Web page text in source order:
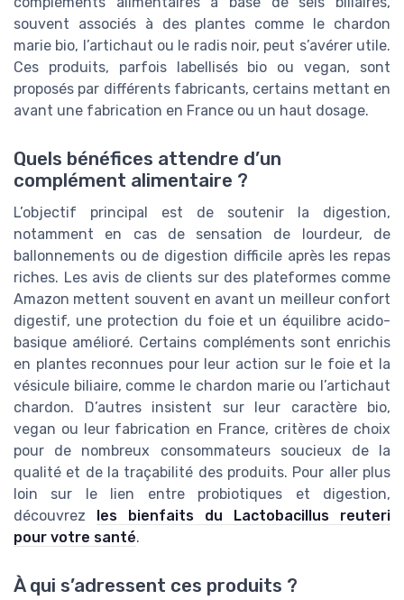
souvent associés à des plantes comme le chardon
marie bio, l’artichaut ou le radis noir, peut s’avérer utile.
Ces produits, parfois labellisés bio ou vegan, sont
proposés par différents fabricants, certains mettant en
avant une fabrication en France ou un haut dosage.
Quels bénéfices attendre d’un
complément alimentaire ?
L’objectif principal est de soutenir la digestion,
notamment en cas de sensation de lourdeur, de
ballonnements ou de digestion difficile après les repas
riches. Les avis de clients sur des plateformes comme
Amazon mettent souvent en avant un meilleur confort
digestif, une protection du foie et un équilibre acido-
basique amélioré. Certains compléments sont enrichis
en plantes reconnues pour leur action sur le foie et la
vésicule biliaire, comme le chardon marie ou l’artichaut
chardon. D’autres insistent sur leur caractère bio,
vegan ou leur fabrication en France, critères de choix
pour de nombreux consommateurs soucieux de la
qualité et de la traçabilité des produits. Pour aller plus
loin sur le lien entre probiotiques et digestion,
découvrez les bienfaits du Lactobacillus reuteri
pour votre santé.
À qui s’adressent ces produits ?